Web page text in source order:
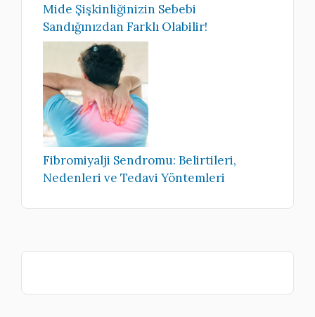
Mide Şişkinliğinizin Sebebi
Sandığınızdan Farklı Olabilir!
Fibromiyalji Sendromu: Belirtileri,
Nedenleri ve Tedavi Yöntemleri